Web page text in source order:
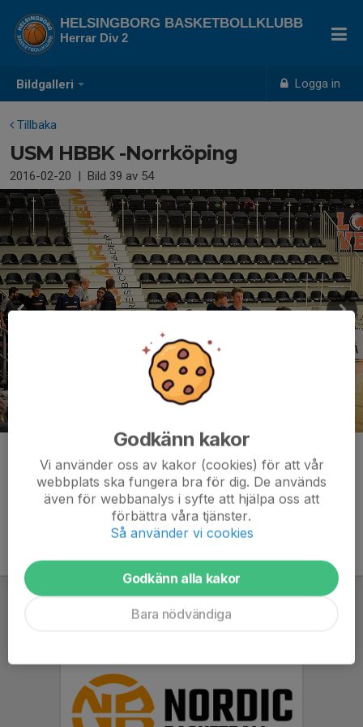
Bildgalleri Logga in
HELSINGBORG BASKETBOLLKLUBB
Herrar Div 2
Tillbaka
USM HBBK -Norrköping
2016-02-20 | Bild 39 av 54
Kommentarer
Godkänn kakor
Vi använder oss av kakor (cookies) för att vår
webbplats ska fungera bra för dig. De används
även för webbanalys i syfte att hjälpa oss att
förbättra våra tjänster.
Så använder vi cookies
Godkänn alla kakor
Bara nödvändiga